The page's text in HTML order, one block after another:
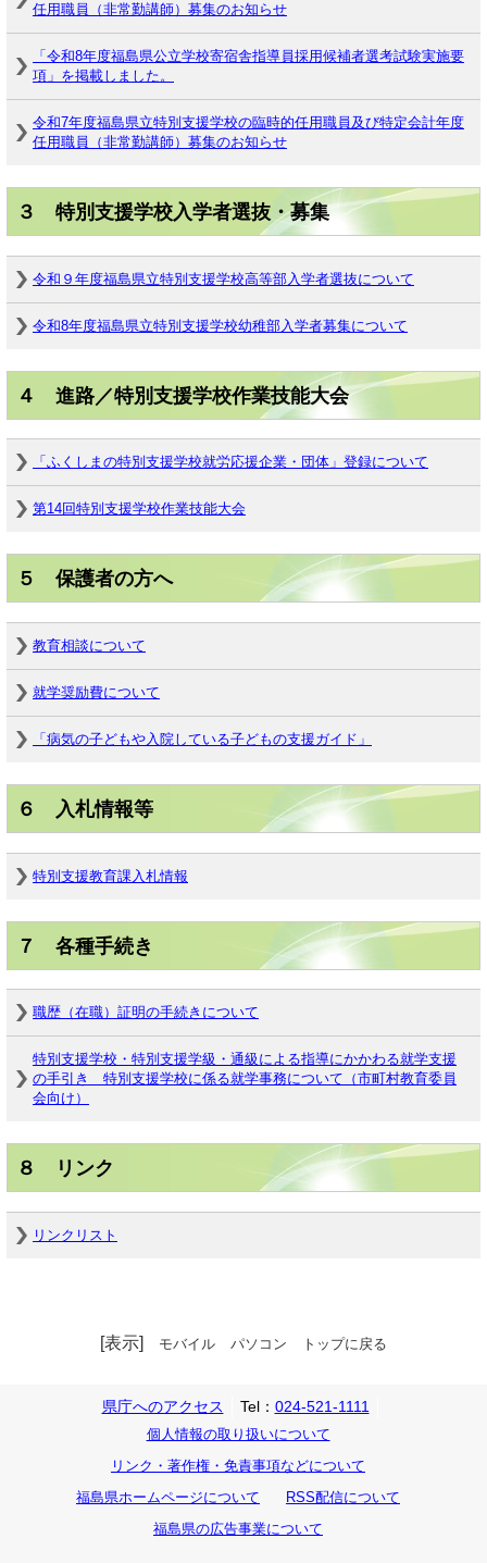
任用職員（非常勤講師）募集のお知らせ
「令和8年度福島県公立学校寄宿舎指導員採用候補者選考試験実施要
項」を掲載しました。
令和7年度福島県立特別支援学校の臨時的任用職員及び特定会計年度
任用職員（非常勤講師）募集のお知らせ
３ 特別支援学校入学者選抜・募集
令和９年度福島県立特別支援学校高等部入学者選抜について
令和8年度福島県立特別支援学校幼稚部入学者募集について
４ 進路／特別支援学校作業技能大会
「ふくしまの特別支援学校就労応援企業・団体」登録について
第14回特別支援学校作業技能大会
５ 保護者の方へ
教育相談について
就学奨励費について
「病気の子どもや入院している子どもの支援ガイド」
６ 入札情報等
特別支援教育課入札情報
７ 各種手続き
職歴（在職）証明の手続きについて
特別支援学校・特別支援学級・通級による指導にかかわる就学支援
の手引き 特別支援学校に係る就学事務について（市町村教育委員
会向け）
８ リンク
リンクリスト
[表示] モバイル パソコン トップに戻る
県庁へのアクセス Tel： 024-521-1111
個人情報の取り扱いについて
リンク・著作権・免責事項などについて
福島県ホームページについて
RSS配信について
福島県の広告事業について